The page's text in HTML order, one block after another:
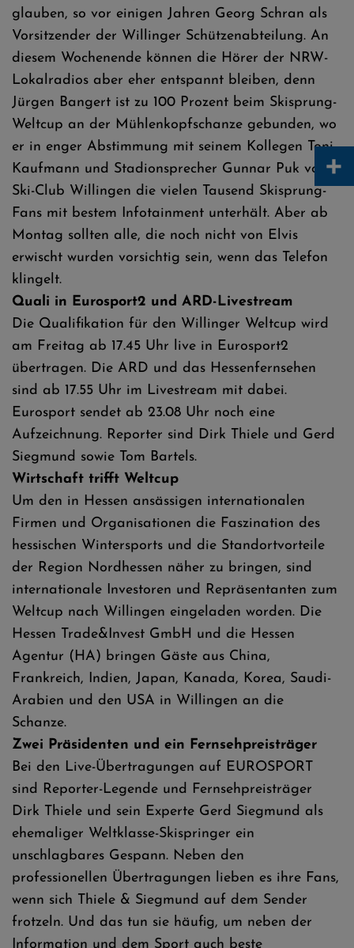
glauben, so vor einigen Jahren Georg Schran als
Vorsitzender der Willinger Schützenabteilung. An
diesem Wochenende können die Hörer der NRW-
Lokalradios aber eher entspannt bleiben, denn
Jürgen Bangert ist zu 100 Prozent beim Skisprung-
Weltcup an der Mühlenkopfschanze gebunden, wo
er in enger Abstimmung mit seinem Kollegen Toni
Kaufmann und Stadionsprecher Gunnar Puk vom
Ski-Club Willingen die vielen Tausend Skisprung-
Fans mit bestem Infotainment unterhält. Aber ab
Montag sollten alle, die noch nicht von Elvis
erwischt wurden vorsichtig sein, wenn das Telefon
klingelt.
Quali in Eurosport2 und ARD-Livestream
Die Qualifikation für den Willinger Weltcup wird
am Freitag ab 17.45 Uhr live in Eurosport2
übertragen. Die ARD und das Hessenfernsehen
sind ab 17.55 Uhr im Livestream mit dabei.
Eurosport sendet ab 23.08 Uhr noch eine
Aufzeichnung. Reporter sind Dirk Thiele und Gerd
Siegmund sowie Tom Bartels.
Wirtschaft trifft Weltcup
Um den in Hessen ansässigen internationalen
Firmen und Organisationen die Faszination des
hessischen Wintersports und die Standortvorteile
der Region Nordhessen näher zu bringen, sind
internationale Investoren und Repräsentanten zum
Weltcup nach Willingen eingeladen worden. Die
Hessen Trade&Invest GmbH und die Hessen
Agentur (HA) bringen Gäste aus China,
Frankreich, Indien, Japan, Kanada, Korea, Saudi-
Arabien und den USA in Willingen an die
Schanze.
Zwei Präsidenten und ein Fernsehpreisträger
Bei den Live-Übertragungen auf EUROSPORT
sind Reporter-Legende und Fernsehpreisträger
Dirk Thiele und sein Experte Gerd Siegmund als
ehemaliger Weltklasse-Skispringer ein
unschlagbares Gespann. Neben den
professionellen Übertragungen lieben es ihre Fans,
wenn sich Thiele & Siegmund auf dem Sender
frotzeln. Und das tun sie häufig, um neben der
Information und dem Sport auch beste
+